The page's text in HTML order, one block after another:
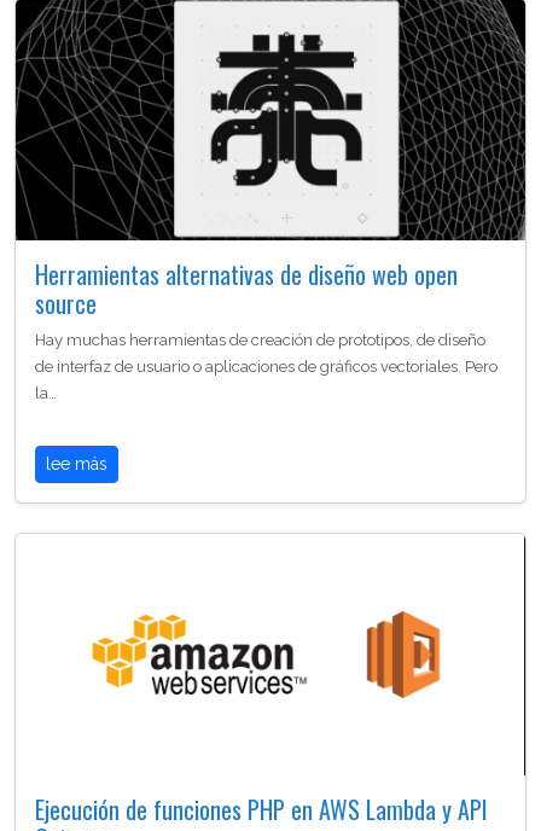
Herramientas alternativas de diseño web open
source
Hay muchas herramientas de creación de prototipos, de diseño
de interfaz de usuario o aplicaciones de gráficos vectoriales. Pero
la…
lee más
Ejecución de funciones PHP en AWS Lambda y API